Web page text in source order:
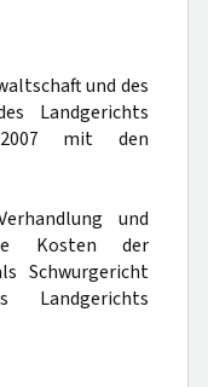
und des
Landgerichts
mit den
und
Kosten der
Schwurgericht
Landgerichts